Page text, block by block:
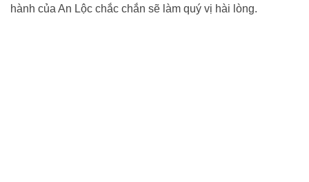
hành của An Lộc chắc chắn sẽ làm quý vị hài lòng.